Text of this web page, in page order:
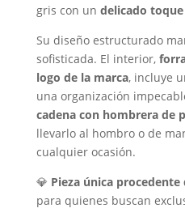
gris con un delicado
Su diseño estructurado
sofisticada. El interior,
logo de la marca, incluye
una organización
cadena con hombrera de
llevarlo al hombro o de
cualquier ocasión.
💎 Pieza única
para quienes buscan